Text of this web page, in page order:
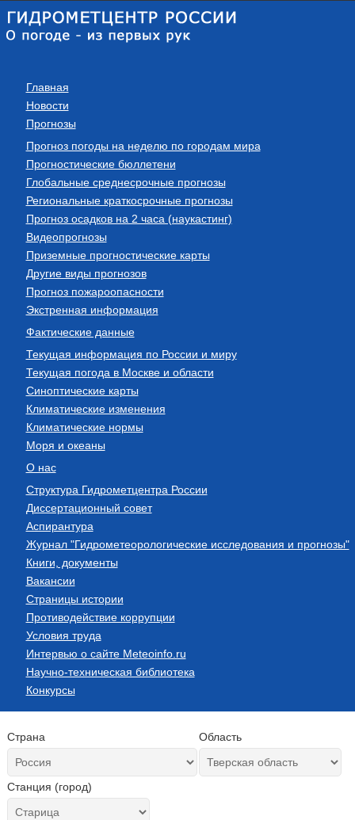
Главная
Новости
Прогнозы
Прогноз погоды на неделю по городам мира
Прогностические бюллетени
Глобальные среднесрочные прогнозы
Региональные краткосрочные прогнозы
Прогноз осадков на 2 часа (наукастинг)
Видеопрогнозы
Приземные прогностические карты
Другие виды прогнозов
Прогноз пожароопасности
Экстренная информация
Фактические данные
Текущая информация по России и миру
Текущая погода в Москве и области
Синоптические карты
Климатические изменения
Климатические нормы
Моря и океаны
О нас
Структура Гидрометцентра России
Диссертационный совет
Аспирантура
Журнал "Гидрометеорологические исследования и прогнозы"
Книги, документы
Вакансии
Страницы истории
Противодействие коррупции
Условия труда
Интервью о сайте Meteoinfo.ru
Научно-техническая библиотека
Конкурсы
Страна Область
Станция (город)